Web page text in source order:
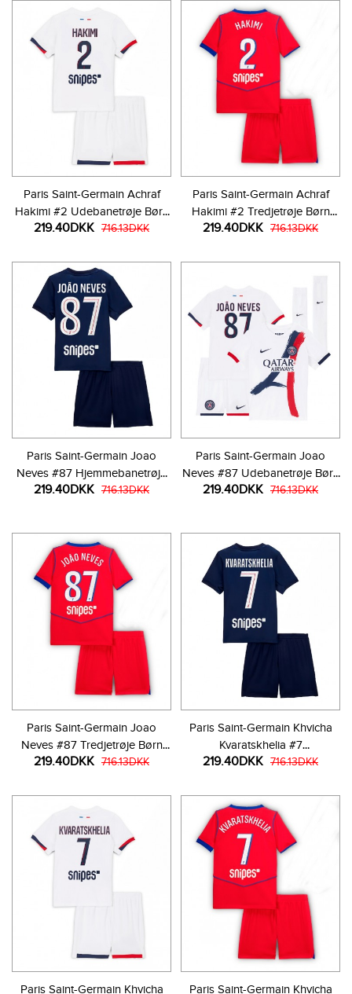
Paris Saint-Germain Achraf
Hakimi #2 Udebanetrøje Børn
2025-26 Kortærmet (+ Korte
219.40DKK 716.13DKK
Paris Saint-Germain Achraf
Hakimi #2 Tredjetrøje Børn
2025-26 Kortærmet (+ Korte
219.40DKK 716.13DKK
Paris Saint-Germain Joao
Neves #87 Hjemmebanetrøje
Børn 2025-26 Kortærmet (+
219.40DKK 716.13DKK
Paris Saint-Germain Joao
Neves #87 Udebanetrøje Børn
2025-26 Kortærmet (+ Korte
219.40DKK 716.13DKK
Paris Saint-Germain Joao
Neves #87 Tredjetrøje Børn
2025-26 Kortærmet (+ Korte
219.40DKK 716.13DKK
Paris Saint-Germain Khvicha
Kvaratskhelia #7
Hjemmebanetrøje Børn 2025-
219.40DKK 716.13DKK
Paris Saint-Germain Khvicha
Paris Saint-Germain Khvicha